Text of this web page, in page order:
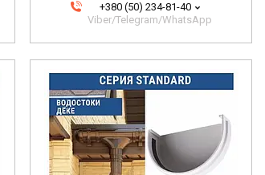
+380 (50) 234-81-40
Viber/Telegram/WhatsApp